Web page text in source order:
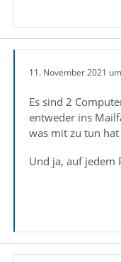
11. November 2021
Es sind 2
entweder ins
was mit zu tun hat
Und ja, auf jedem